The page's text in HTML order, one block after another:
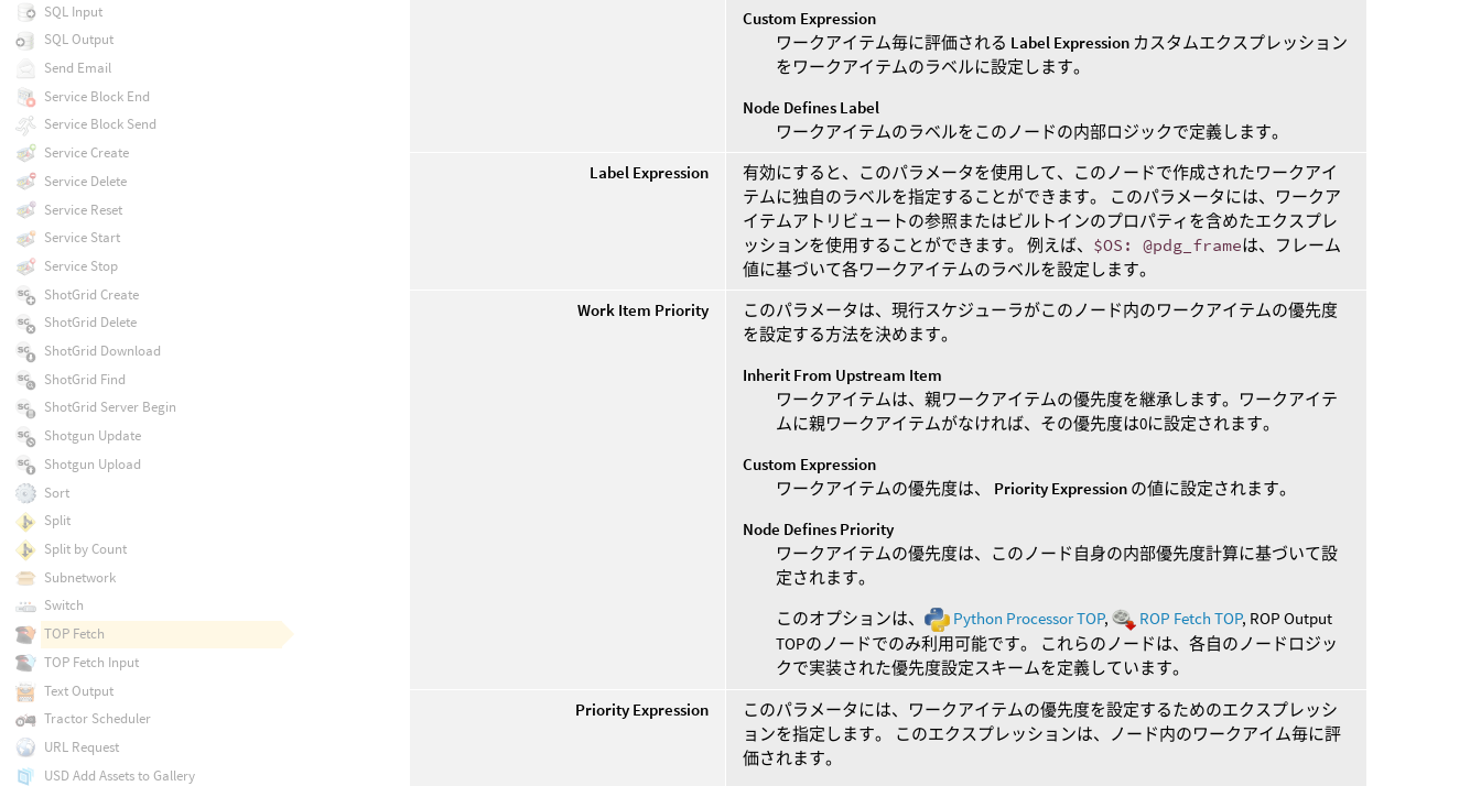
Custom Expression
ワークアイテム毎に評価される Label Expression カスタムエクスプレッション
をワークアイテムのラベルに設定します。
Node Defines Label
ワークアイテムのラベルをこのノードの内部ロジックで定義します。
Label Expression
有効にすると、このパラメータを使用して、このノードで作成されたワークアイ
テムに独自のラベルを指定することができます。 このパラメータには、ワークア
イテムアトリビュートの参照またはビルトインのプロパティを含めたエクスプレ
ッションを使用することができます。 例えば、 $OS: @pdg_frameは、フレーム
値に基づいて各ワークアイテムのラベルを設定します。
Work Item Priority
このパラメータは、現行スケジューラがこのノード内のワークアイテムの優先度
を設定する方法を決めます。
Inherit From Upstream Item
ワークアイテムは、親ワークアイテムの優先度を継承します。ワークアイテ
ムに親ワークアイテムがなければ、その優先度は0に設定されます。
Custom Expression
ワークアイテムの優先度は、 Priority Expression の値に設定されます。
Node Defines Priority
ワークアイテムの優先度は、このノード自身の内部優先度計算に基づいて設
定されます。
このオプションは、
Python Processor TOP, ROP Fetch TOP, ROP Output
TOPのノードでのみ利用可能です。 これらのノードは、各自のノードロジッ
クで実装された優先度設定スキームを定義しています。
Priority Expression
このパラメータには、ワークアイテムの優先度を設定するためのエクスプレッシ
ョンを指定します。 このエクスプレッションは、ノード内のワークアイム毎に評
価されます。
SQL Input
SQL Output
Send Email
Service Block End
Service Block Send
Service Create
Service Delete
Service Reset
Service Start
Service Stop
ShotGrid Create
ShotGrid Delete
ShotGrid Download
ShotGrid Find
ShotGrid Server Begin
Shotgun Update
Shotgun Upload
Sort
Split
Split by Count
Subnetwork
Switch
TOP Fetch
TOP Fetch Input
Text Output
Tractor Scheduler
URL Request
USD Add Assets to Gallery